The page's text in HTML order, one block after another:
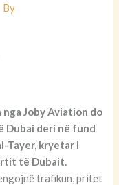
By
Joby Aviation do
Dubai deri në fund
Tayer, kryetar i
të Dubait.
trafikun, pritet